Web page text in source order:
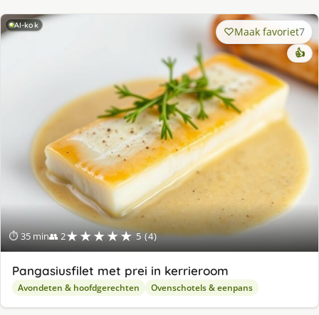
AI-kok
⏱ 35 min👥 2★★★★★ 5 (4)
Maak favoriet7
👍
Pangasiusfilet met prei in kerrieroom
Avondeten & hoofdgerechten Ovenschotels & eenpans